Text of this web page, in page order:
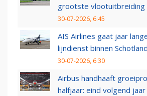
grootste vlootuitbreiding
30-07-2026, 6:45
AIS Airlines gaat jaar
lijndienst binnen Schotland
30-07-2026, 6:30
Airbus handhaaft
halfjaar: eind volgend jaar